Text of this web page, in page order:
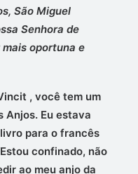
São Miguel
Senhora de
oportuna e
, você tem um
Anjos. Eu estava
para o francês
confinado, não
ao meu anjo da